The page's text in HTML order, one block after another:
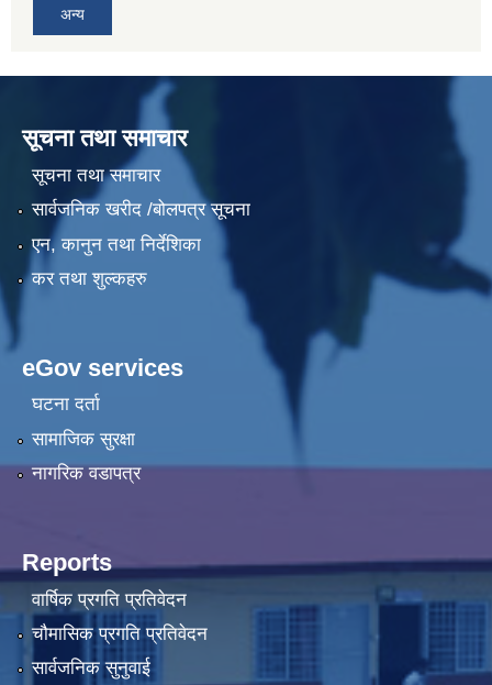
अन्य
सूचना तथा समाचार
सूचना तथा समाचार
सार्वजनिक खरीद /बोलपत्र सूचना
एन, कानुन तथा निर्देशिका
कर तथा शुल्कहरु
eGov services
घटना दर्ता
सामाजिक सुरक्षा
नागरिक वडापत्र
Reports
वार्षिक प्रगति प्रतिवेदन
चौमासिक प्रगति प्रतिवेदन
सार्वजनिक सुनुवाई